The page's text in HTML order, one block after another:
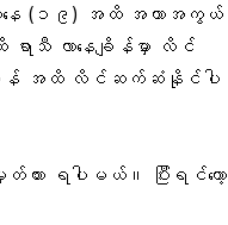
ေ (၁၉) အထိ အကာအကွယ်
ာသီ လာနေချိန်မှာ လိင်
ချိန် အထိ လိင်ဆက်ဆံနိုင်ပါ
ား ရပါမယ်။ ပြီးရင်တော့